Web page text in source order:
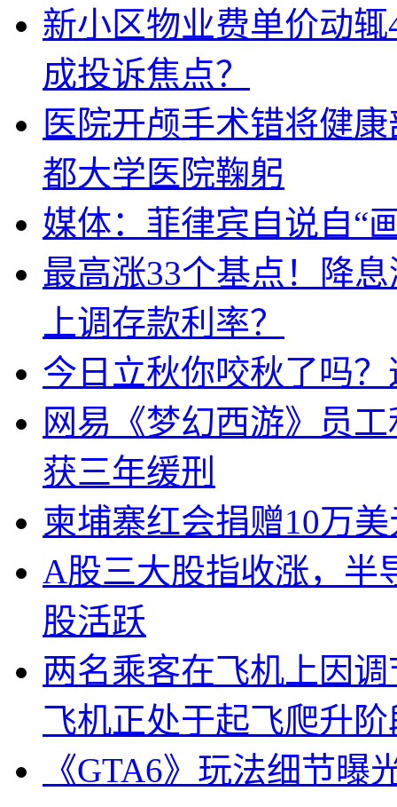
新小区物业费单价动
成投诉焦点？
医院开颅手术错将健
都大学医院鞠躬
媒体：菲律宾自说自“
最高涨33个基点！降
上调存款利率？
今日立秋你咬秋了吗
网易《梦幻西游》员
获三年缓刑
柬埔寨红会捐赠10万
A股三大股指收涨，半
股活跃
两名乘客在飞机上因
飞机正处于起飞爬升阶
《GTA6》玩法细节